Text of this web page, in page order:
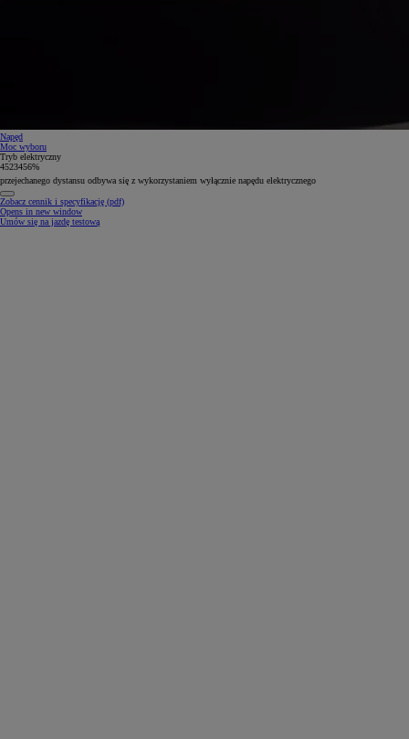
Napęd
Moc wyboru
Tryb elektryczny
4523456%
czasu spędzonego w trasie to jazda w trybie elektrycznym
Zobacz cennik i specyfikację (pdf)
Opens in new window
Umów się na jazdę testową